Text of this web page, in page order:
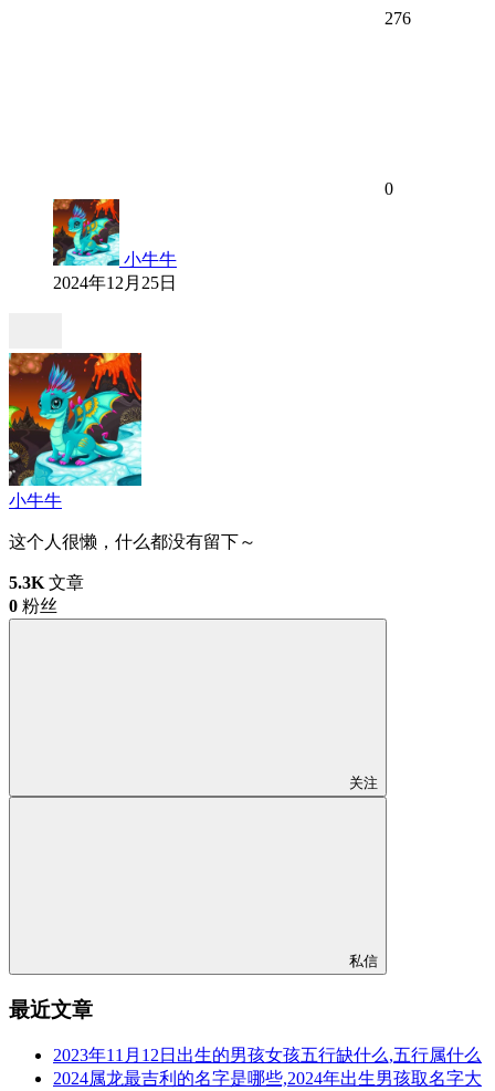
276
0
小牛牛
2024年12月25日
小牛牛
这个人很懒，什么都没有留下～
5.3K 文章
0 粉丝
关注
私信
最近文章
2023年11月12日出生的男孩女孩五行缺什么,五行属什么
2024属龙最吉利的名字是哪些,2024年出生男孩取名字大